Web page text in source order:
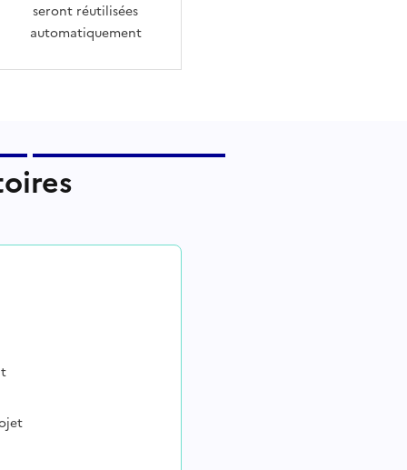
seront réutilisées
automatiquement